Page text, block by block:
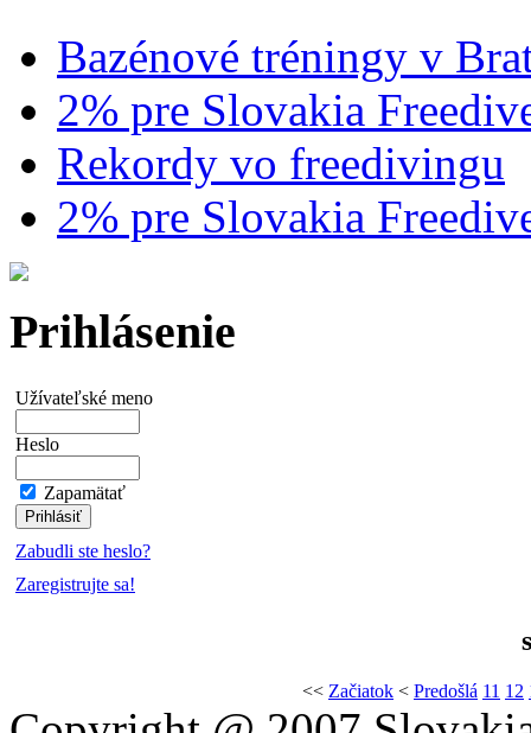
Bazénové tréningy v
2% pre Slovakia
Rekordy vo freedivingu
2% pre Slovakia
Prihlásenie
Užívateľské meno
Heslo
Zapamätať
Zabudli ste heslo?
Zaregistrujte sa!
<< Začiatok < Predošlá 11 12